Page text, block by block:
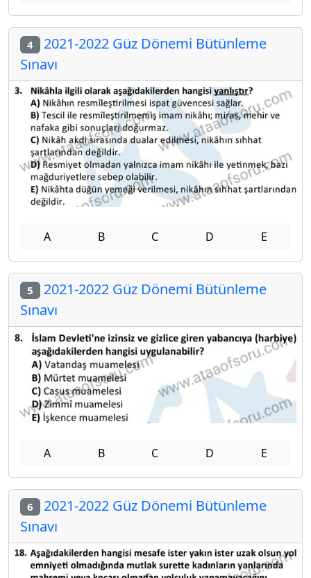
4 2021-2022 Güz Dönemi Bütünleme
Sınavı
A B C D E
5 2021-2022 Güz Dönemi Bütünleme
Sınavı
A B C D E
6 2021-2022 Güz Dönemi Bütünleme
Sınavı